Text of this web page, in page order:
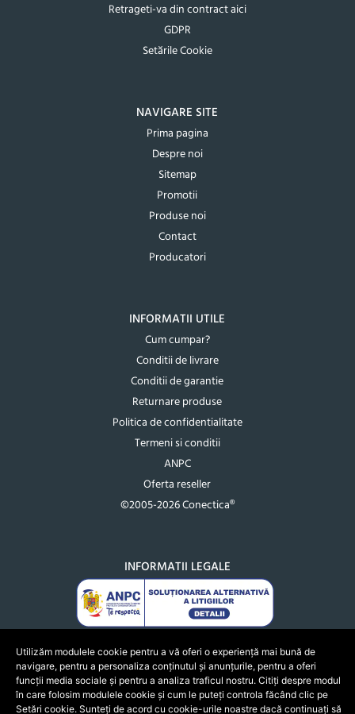
Retrageti-va din contract aici
GDPR
Setările Cookie
NAVIGARE SITE
Prima pagina
Despre noi
Sitemap
Promotii
Produse noi
Contact
Producatori
INFORMATII UTILE
Cum cumpar?
Conditii de livrare
Conditii de garantie
Returnare produse
Politica de confidentialitate
Termeni si conditii
ANPC
Oferta reseller
©2005-2026 Conectica®
INFORMATII LEGALE
Utilizăm modulele cookie pentru a vă oferi o experiență mai bună de
navigare, pentru a personaliza conținutul și anunțurile, pentru a oferi
funcții media sociale și pentru a analiza traficul nostru. Citiți despre modul
în care folosim modulele cookie și cum le puteți controla făcând clic pe
Setări cookie. Sunteți de acord cu cookie-urile noastre dacă continuați să